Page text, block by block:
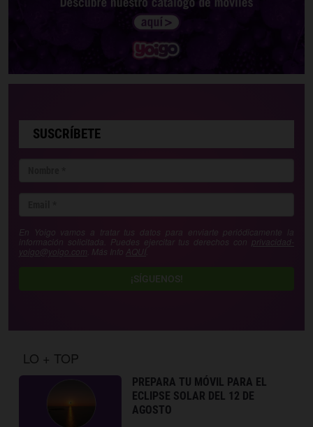
SUSCRÍBETE
En Yoigo vamos a tratar tus datos para enviarte periódicamente la
información solicitada. Puedes ejercitar tus derechos con privacidad-
yoigo@yoigo.com . Más Info AQUÍ
¡SÍGUENOS!
LO + TOP
PREPARA TU MÓVIL PARA EL
ECLIPSE SOLAR DEL 12 DE
AGOSTO